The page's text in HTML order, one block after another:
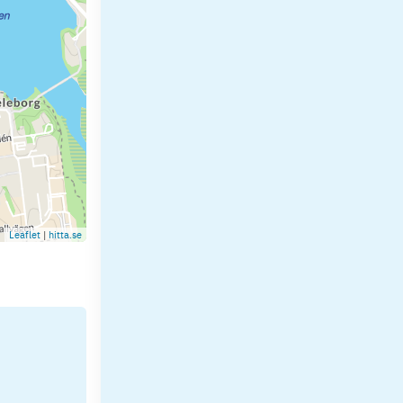
Leaflet | hitta.se